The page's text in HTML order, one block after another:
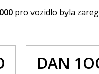
pro vozidlo byla
DAN